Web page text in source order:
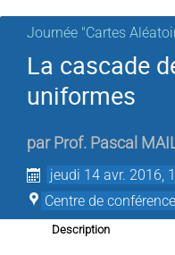
Journée "Cartes
La cascade
uniformes
par Prof. Pascal
jeudi 14 avr. 2016,
Centre de
Description